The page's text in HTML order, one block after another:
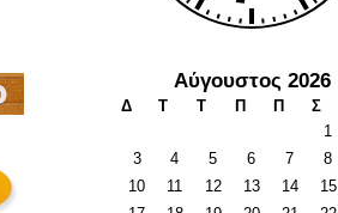
Αύγουστος 2026
Δ Τ Τ Π Π Σ
1
3
4 5 6 7 8
10
11 12 13 14 15